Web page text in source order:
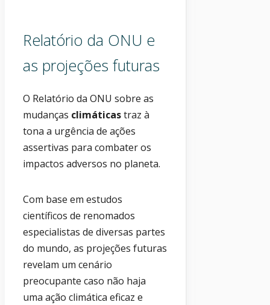
Relatório da ONU e
as projeções futuras
O Relatório da ONU sobre as
mudanças climáticastraz à
tona a urgência de ações
assertivas para combater os
impactos adversos no planeta.
Com base em estudos
científicos de renomados
especialistas de diversas partes
do mundo, as projeções futuras
revelam um cenário
preocupante caso não haja
uma ação climática eficaz e